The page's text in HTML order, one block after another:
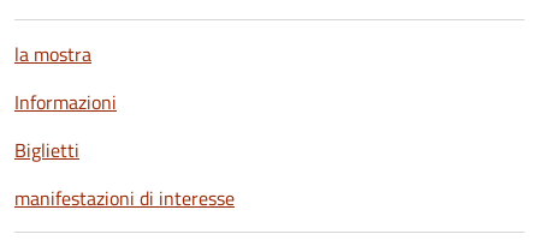
la mostra
Informazioni
Biglietti
manifestazioni di interesse